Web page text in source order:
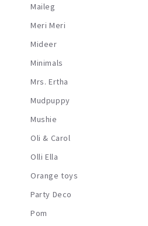
Maileg
Meri Meri
Mideer
Minimals
Mrs. Ertha
Mudpuppy
Mushie
Oli & Carol
Olli Ella
Orange toys
Party Deco
Pom